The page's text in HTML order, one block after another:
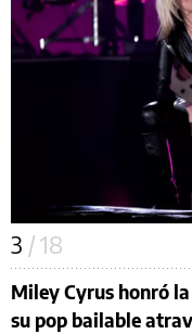
3 / 18
Miley Cyrus honró
su pop bailable